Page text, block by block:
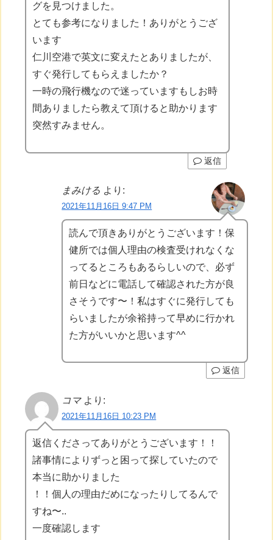
グを見つけました。
とても参考になりました！ありがとうござ
います
仁川空港で英文に変えたとありましたが、
すぐ発行してもらえましたか？
一時の飛行機なので迷っていますもしお時
間ありましたら教えて頂けると助かります
突然すみません。
返信
まみける より:
2021年11月16日 9:47 PM
読んで頂きありがとうございます！保
健所では個人理由の検査受けれなくな
ってるところもあるらしいので、必ず
前日などに電話して確認された方が良
さそうです〜！私はすぐに発行しても
らいましたが余裕持って早めに行かれ
た方がいいかと思います^^
返信
コマ より:
2021年11月16日 10:23 PM
返信くださってありがとうございます！！
諸事情によりずっと困って探していたので
本当に助かりました
！！個人の理由だめになったりしてるんで
すね〜..
一度確認します